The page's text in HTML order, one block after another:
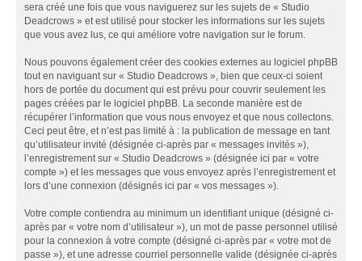
sera créé une fois que vous naviguerez sur les sujets de « Studio
Deadcrows » et est utilisé pour stocker les informations sur les sujets
que vous avez lus, ce qui améliore votre navigation sur le forum.
Nous pouvons également créer des cookies externes au logiciel phpBB
tout en naviguant sur « Studio Deadcrows », bien que ceux-ci soient
hors de portée du document qui est prévu pour couvrir seulement les
pages créées par le logiciel phpBB. La seconde manière est de
récupérer l’information que vous nous envoyez et que nous collectons.
Ceci peut être, et n’est pas limité à : la publication de message en tant
qu’utilisateur invité (désignée ci-après par « messages invités »),
l’enregistrement sur « Studio Deadcrows » (désignée ici par « votre
compte ») et les messages que vous envoyez après l’enregistrement et
lors d’une connexion (désignés ici par « vos messages »).
Votre compte contiendra au minimum un identifiant unique (désigné ci-
après par « votre nom d’utilisateur »), un mot de passe personnel utilisé
pour la connexion à votre compte (désigné ci-après par « votre mot de
passe »), et une adresse courriel personnelle valide (désignée ci-après